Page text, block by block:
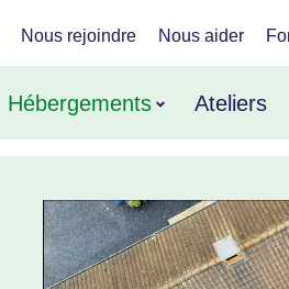
Nous rejoindre Nous aider
Hébergements Ateliers